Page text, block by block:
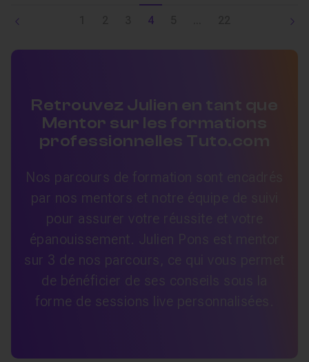
4
Retrouvez Julien en tant que
Mentor sur les formations
professionnelles Tuto.com
Nos parcours de formation sont encadrés
par nos mentors et notre équipe de suivi
pour assurer votre réussite et votre
épanouissement. Julien Pons est mentor
sur 3 de nos parcours, ce qui vous permet
de bénéficier de ses conseils sous la
forme de sessions live personnalisées.